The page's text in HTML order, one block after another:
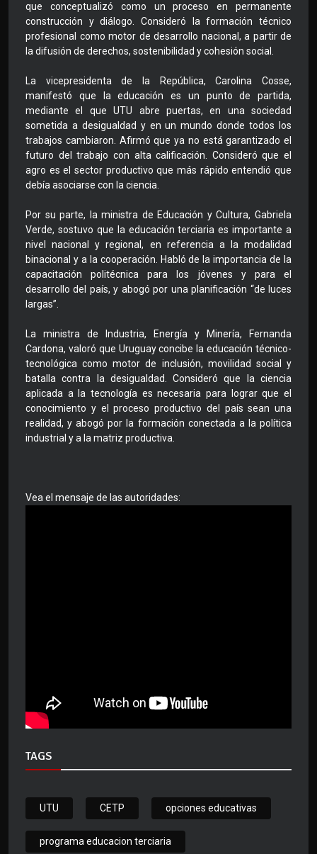
que conceptualizó como un proceso en permanente
construcción y diálogo. Consideró la formación técnico
profesional como motor de desarrollo nacional, a partir de
la difusión de derechos, sostenibilidad y cohesión social.
La vicepresidenta de la República, Carolina Cosse,
manifestó que la educación es un punto de partida,
mediante el que UTU abre puertas, en una sociedad
sometida a desigualdad y en un mundo donde todos los
trabajos cambiaron. Afirmó que ya no está garantizado el
futuro del trabajo con alta calificación. Consideró que el
agro es el sector productivo que más rápido entendió que
debía asociarse con la ciencia.
Por su parte, la ministra de Educación y Cultura, Gabriela
Verde, sostuvo que la educación terciaria es importante a
nivel nacional y regional, en referencia a la modalidad
binacional y a la cooperación. Habló de la importancia de la
capacitación politécnica para los jóvenes y para el
desarrollo del país, y abogó por una planificación “de luces
largas”.
La ministra de Industria, Energía y Minería, Fernanda
Cardona, valoró que Uruguay concibe la educación técnico-
tecnológica como motor de inclusión, movilidad social y
batalla contra la desigualdad. Consideró que la ciencia
aplicada a la tecnología es necesaria para lograr que el
conocimiento y el proceso productivo del país sean una
realidad, y abogó por la formación conectada a la política
industrial y a la matriz productiva.
Vea el mensaje de las autoridades:
TAGS
UTU CETP opciones educativas
programa educacion terciaria